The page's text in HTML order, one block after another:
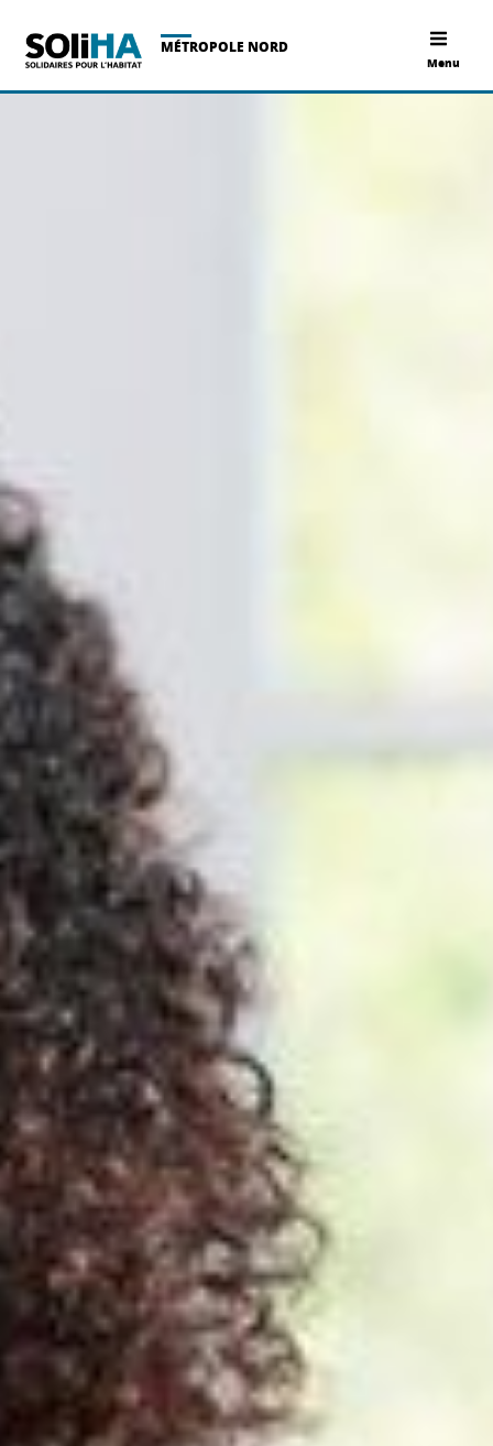
Menu
MÉTROPOLE NORD